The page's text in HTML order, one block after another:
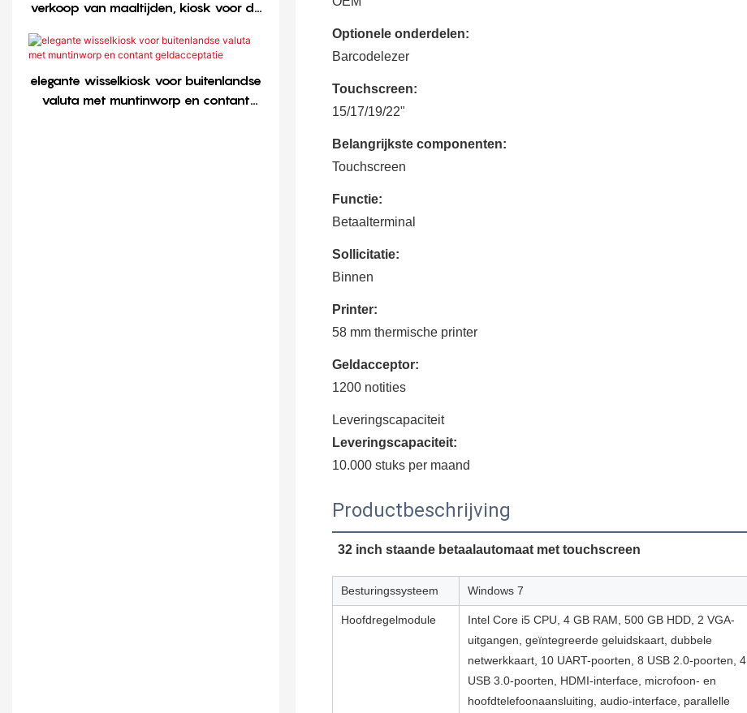
Optionele onderdelen:
Barcodelezer
Touchscreen:
15/17/19/22"
Belangrijkste componenten:
Touchscreen
Functie:
Betaalterminal
Sollicitatie:
Binnen
Printer:
58 mm thermische printer
Geldacceptor:
1200 notities
Leveringscapaciteit
Leveringscapaciteit:
10.000 stuks per maand
Productbeschrijving
32 inch staande betaalautomaat met touchscreen
Besturingssysteem Windows 7
Hoofdregelmodule
Intel Core i5 CPU, 4 GB RAM, 500 GB HDD, 2 VGA-
uitgangen, geïntegreerde geluidskaart, dubbele
netwerkkaart, 10 UART-poorten, 8 USB 2.0-poorten, 4
USB 3.0-poorten, HDMI-interface, microfoon- en
hoofdtelefoonaansluiting, audio-interface, parallelle
verkoop van maaltijden, kiosk voor de
elegante wisselkiosk voor buitenlandse
valuta met muntinworp en contant